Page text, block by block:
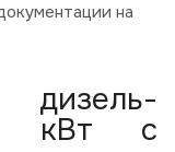
на
кВт с